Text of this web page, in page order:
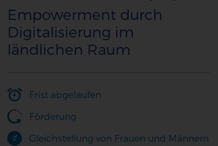
Empowerment durch
Digitalisierung im
ländlichen Raum
Frist abgelaufen
Förderung
Gleichstellung von Frauen und Männern